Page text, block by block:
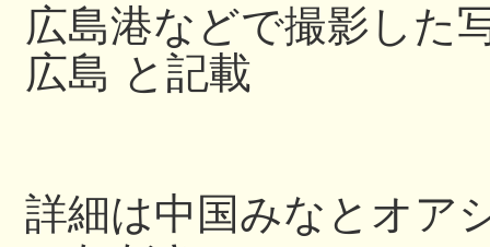
広島港などで撮影した
広島 と記載
詳細は中国みなとオア